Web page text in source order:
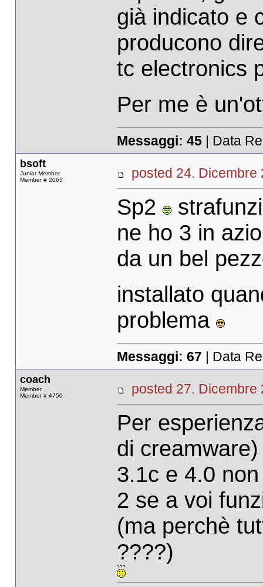
già indicato e
producono
tc electronics
Per me è
Messaggi: 45| Data
bsoft
Junior Member
Member # 2065
posted 24.
Sp2
ne ho 3 in
da un bel
installato
problema
Messaggi: 67 | Data
coach
Member
Member # 4750
posted 27.
Per
di
3.1c e 4.0
2 se a voi
(ma perchè
????)